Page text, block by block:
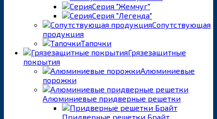
Серия "Жемчуг"
Серия "Легенда"
Сопутствующая
продукция
Тапочки
Грязезащитные
покрытия
Алюминиевые
порожки
Алюминиевые придверные решетки
Придверные решетки Брайт